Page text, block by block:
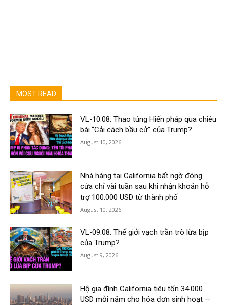
MOST READ
VL-10.08: Thao túng Hiến pháp qua chiêu
bài “Cải cách bầu cử” của Trump?
August 10, 2026
Nhà hàng tại California bất ngờ đóng
cửa chỉ vài tuần sau khi nhận khoản hỗ
trợ 100.000 USD từ thành phố
August 10, 2026
VL-09.08: Thế giới vạch trần trò lừa bịp
của Trump?
August 9, 2026
Hộ gia đình California tiêu tốn 34.000
USD mỗi năm cho hóa đơn sinh hoạt —